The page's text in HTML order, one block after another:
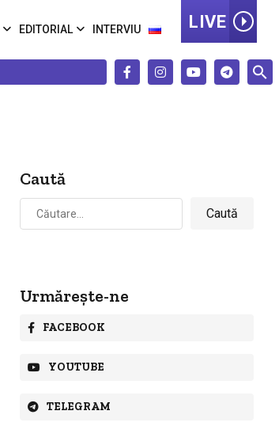
EDITORIAL INTERVIU LIVE
Caută
Caută
după:
Urmărește-ne
FACEBOOK
YOUTUBE
TELEGRAM